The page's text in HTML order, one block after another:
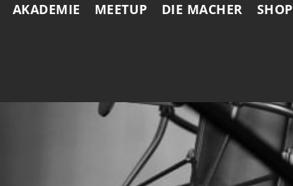
AKADEMIE MEETUP DIE MACHER SHOP